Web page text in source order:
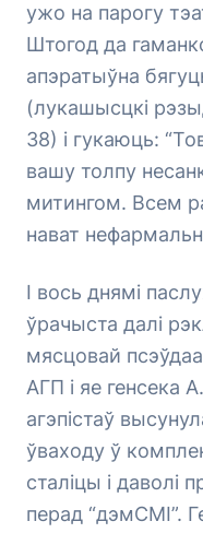
ужо на парогу
Штогод да
апэратыўна
(лукашысцкі
38) і гукаюць:
вашу толпу
митингом. Всем
нават
І вось днямі
ўрачыста далі
мясцовай
АГП і яе генсека
агэпістаў
ўваходу ў
сталіцы і даволі
перад “дэмСМІ”.